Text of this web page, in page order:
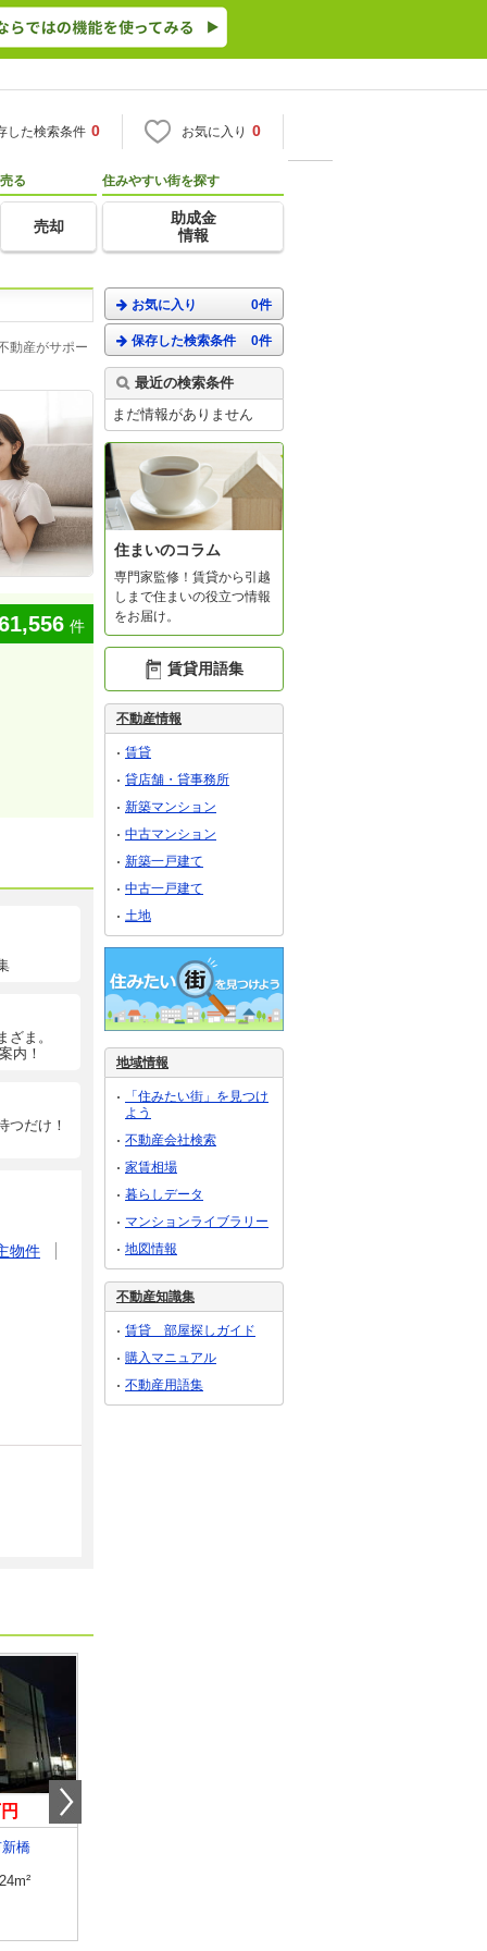
した検索条件 0 お気に入り 0
売る
売却
住みやすい街を探す
助成金
情報
動産がサポー
件
ま。
内！
つだけ！
物件
橋
お気に入り 0件
保存した検索条件 0件
最近の検索条件
まだ情報がありません
住まいのコラム
専門家監修！賃貸から引越
しまで住まいの役立つ情報
をお届け。
賃貸用語集
不動産情報
賃貸
貸店舗・貸事務所
新築マンション
中古マンション
新築一戸建て
中古一戸建て
土地
地域情報
「住みたい街」を見つけ
よう
不動産会社検索
家賃相場
暮らしデータ
マンションライブラリー
地図情報
不動産知識集
賃貸 部屋探しガイド
購入マニュアル
不動産用語集